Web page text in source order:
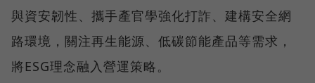
與資安韌性、攜手產官學強化打詐、建構安全網
路環境，關注再生能源、低碳節能產品等需求，
將ESG理念融入營運策略。